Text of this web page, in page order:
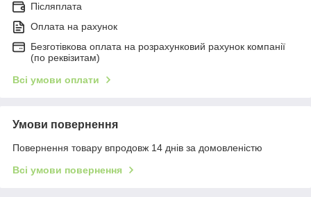
Післяплата
Оплата на рахунок
Безготівкова оплата на розрахунковий рахунок компанії
(по реквізитам)
Всі умови оплати
Умови повернення
Повернення товару впродовж 14 днів за домовленістю
Всі умови повернення